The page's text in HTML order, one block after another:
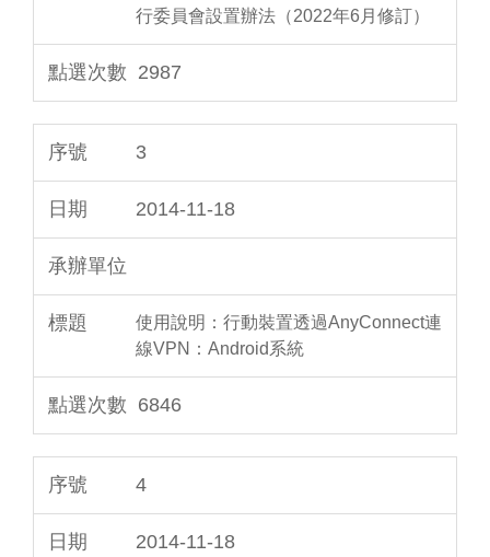
行委員會設置辦法（2022年6月修訂）
2987
3
2014-11-18
使用說明：行動裝置透過AnyConnect連
線VPN：Android系統
6846
4
2014-11-18